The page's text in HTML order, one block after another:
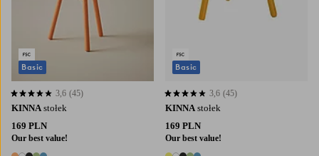
KINNA stołek
169 PLN
Our best value!
3,6 opierając się na 45 ocenach
3,6 (45)
Basic
KINNA stołek
169 PLN
Our best value!
3,6 opierając się na 45 ocenach
3,6 (45)
Basic